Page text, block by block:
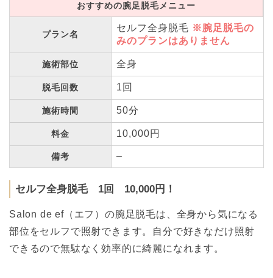
おすすめの腕足脱毛メニュー
プラン名
セルフ全身脱毛 ※腕足脱毛の
みのプランはありません
施術部位 全身
脱毛回数 1回
施術時間 50分
料金 10,000円
備考 –
セルフ全身脱毛 1回 10,000円！
Salon de ef（エフ）の腕足脱毛は、全身から気になる
部位をセルフで照射できます。自分で好きなだけ照射
できるので無駄なく効率的に綺麗になれます。